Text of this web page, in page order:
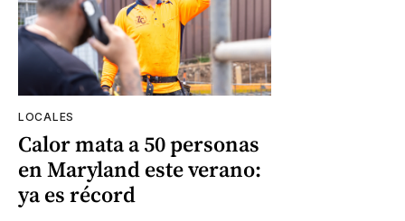
LOCALES
Calor mata a 50 personas
en Maryland este verano:
ya es récord